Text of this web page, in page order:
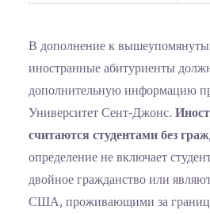
В дополнение к
иностранные абитуриенты
дополнительную информацию
Университет Сент-Джонс.
считаются студентами без
определение не включает
двойное гражданство или
США, проживающими за